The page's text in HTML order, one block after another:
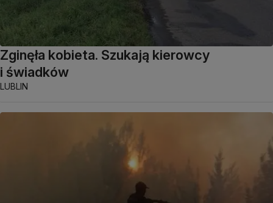
Zginęła kobieta. Szukają kierowcy
i świadków
LUBLIN